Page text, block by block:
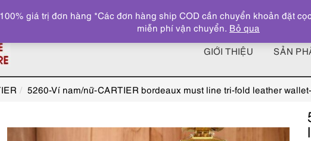
GIỚI THIỆU SẢN
5260-Ví nam/nữ-CARTIER bordeaux must line tri-fold leather
giá trị đơn hàng *Các đơn hàng ship COD cần chuyển khoản đặt
miễn phí vận chuyển. Bỏ qua